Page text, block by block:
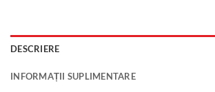
DESCRIERE
INFORMAȚII SUPLIMENTARE